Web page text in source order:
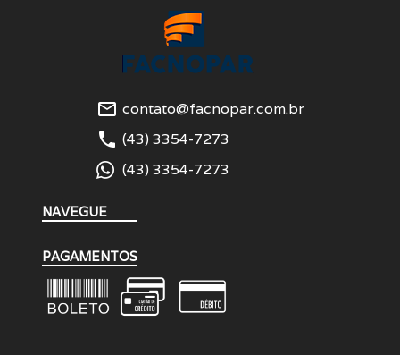
mail_outline contato@facnopar.com.br
phone (43) 3354-7273
(43) 3354-7273
NAVEGUE
PAGAMENTOS